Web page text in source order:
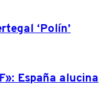
‘Polín’
España alucina